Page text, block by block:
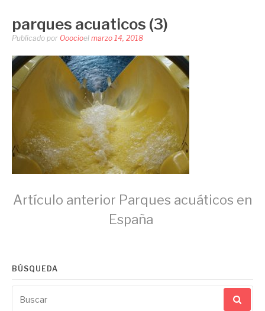
parques acuaticos (3)
Publicado por Ooocioel marzo 14, 2018
Seguir
Artículo anterior Parques acuáticos en
España
BÚSQUEDA
por: